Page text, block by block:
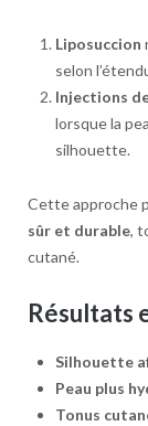
Liposuccion
selon
Injections
lorsque la
silhouette.
Cette approche
sûr et durable,
cutané.
Résultats
Silhouette
Peau plus
Tonus